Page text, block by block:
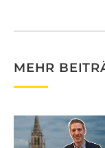
MEHR